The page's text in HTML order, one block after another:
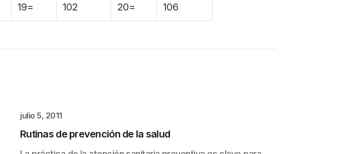
19= 102 20= 106
julio 5, 2011
Rutinas de prevención de la salud